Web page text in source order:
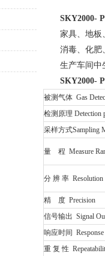
SKY2000-
家具、地板
消毒、化肥
生产车间中
SKY2000-
被测气体 Gas
检测原理 Detection
采样方式Sampling
量 程 Measure
分 辨 率 Resolution
精 度 Precision
信号输出 Signal
响应时间 Response
重 复 性